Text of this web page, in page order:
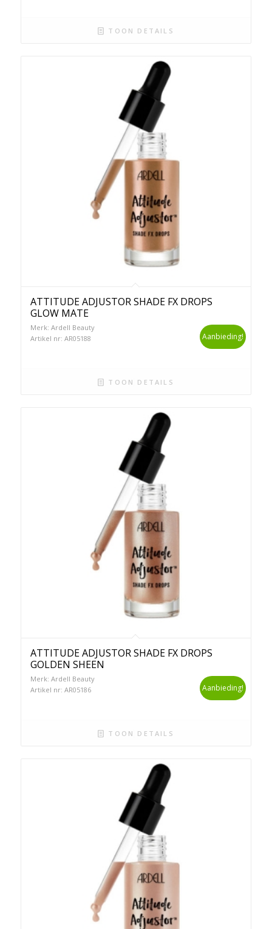
TOON DETAILS
ATTITUDE ADJUSTOR SHADE FX DROPS
GLOW MATE
Merk: Ardell Beauty
Artikel nr: AR05188
Aanbieding!
TOON DETAILS
ATTITUDE ADJUSTOR SHADE FX DROPS
GOLDEN SHEEN
Merk: Ardell Beauty
Artikel nr: AR05186
Aanbieding!
TOON DETAILS